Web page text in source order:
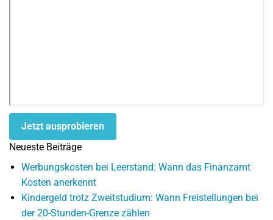
Jetzt ausprobieren
Neueste Beiträge
Werbungskosten bei Leerstand: Wann das Finanzamt
Kosten anerkennt
Kindergeld trotz Zweitstudium: Wann Freistellungen bei
der 20-Stunden-Grenze zählen